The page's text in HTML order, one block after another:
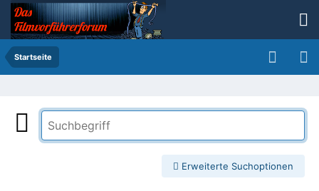
Startseite
Erweiterte Suchoptionen